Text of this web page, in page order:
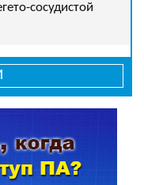
сосудистой